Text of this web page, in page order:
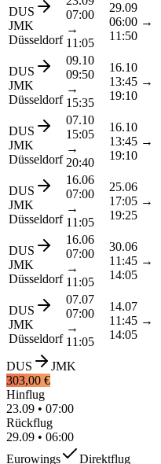
DUS
JMK
Düsseldorf
07:00
→
11:05
29.09
06:00 →
11:50
DUS
JMK
Düsseldorf
09.10
09:50
→
15:35
16.10
13:45 →
19:10
DUS
JMK
Düsseldorf
07.10
15:05
→
20:40
16.10
13:45 →
19:10
DUS
JMK
Düsseldorf
16.06
07:00
→
11:05
25.06
17:05 →
19:25
DUS
JMK
Düsseldorf
16.06
07:00
→
11:05
30.06
11:45 →
14:05
DUS
JMK
Düsseldorf
07.07
07:00
→
11:05
14.07
11:45 →
14:05
DUS
JMK
303,00 €
Hinflug
23.09 • 07:00
Rückflug
29.09 • 06:00
Eurowings
Direktflug